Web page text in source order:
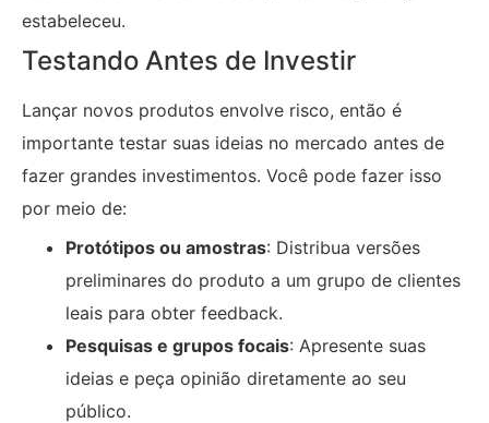
estabeleceu.
Testando Antes de Investir
Lançar novos produtos envolve risco, então é
importante testar suas ideias no mercado antes de
fazer grandes investimentos. Você pode fazer isso
por meio de:
Protótipos ou amostras: Distribua versões
preliminares do produto a um grupo de clientes
leais para obter feedback.
Pesquisas e grupos focais: Apresente suas
ideias e peça opinião diretamente ao seu
público.